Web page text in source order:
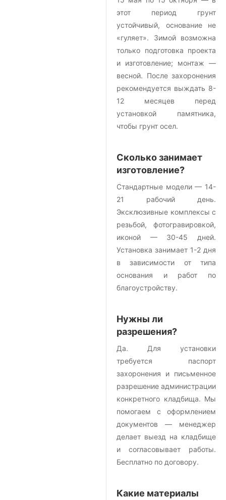
этот период грунт
устойчивый, основание не
«гуляет». Зимой возможна
только подготовка проекта
и изготовление; монтаж —
весной. После захоронения
рекомендуется выждать 8-
12 месяцев перед
установкой памятника,
чтобы грунт осел.
Сколько занимает
изготовление?
Стандартные модели — 14-
21 рабочий день.
Эксклюзивные комплексы с
резьбой, фотогравировкой,
иконой — 30-45 дней.
Установка занимает 1-2 дня
в зависимости от типа
основания и работ по
благоустройству.
Нужны ли
разрешения?
Да. Для установки
требуется паспорт
захоронения и письменное
разрешение администрации
конкретного кладбища. Мы
помогаем с оформлением
документов — менеджер
делает выезд на кладбище
и согласовывает работы.
Бесплатно по договору.
Какие материалы